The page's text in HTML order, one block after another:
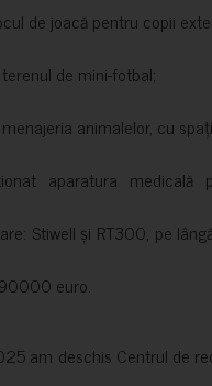
de joacă pentru copii
de mini-fotbal;
animalelor, cu
aparatura
Stiwell și RT300, pe
euro.
am deschis Centrul de